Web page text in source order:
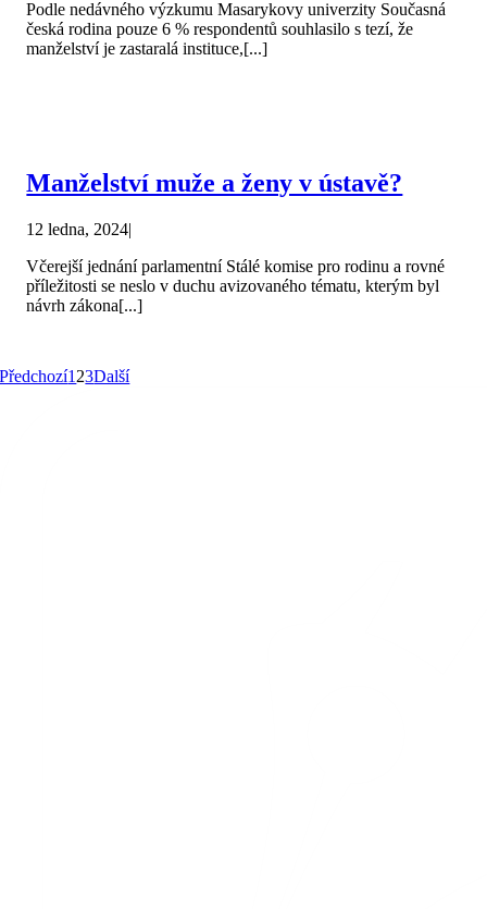
Podle nedávného výzkumu Masarykovy univerzity Současná
česká rodina pouze 6 % respondentů souhlasilo s tezí, že
manželství je zastaralá instituce,[...]
Manželství muže a ženy v ústavě?
12 ledna, 2024|
Včerejší jednání parlamentní Stálé komise pro rodinu a rovné
příležitosti se neslo v duchu avizovaného tématu, kterým byl
návrh zákona[...]
Předchozí1 23Další